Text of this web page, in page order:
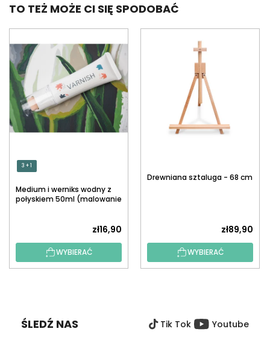
TO TEŻ MOŻE CI SIĘ SPODOBAĆ
3 + 1
Medium i werniks wodny z
połyskiem 50ml (malowanie
zł16,90
WYBIERAĆ
Drewniana sztaluga - 68 cm
zł89,90
WYBIERAĆ
ŚLEDŹ NAS Tik Tok Youtube